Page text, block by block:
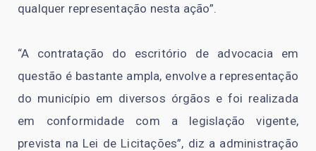
qualquer representação nesta ação”.
“A contratação do escritório de advocacia em
questão é bastante ampla, envolve a representação
do município em diversos órgãos e foi realizada
em conformidade com a legislação vigente,
prevista na Lei de Licitações”, diz a administração